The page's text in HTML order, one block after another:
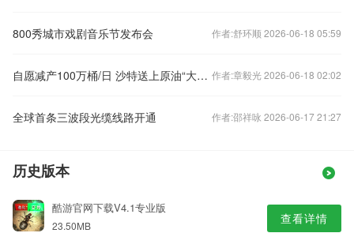
800秀城市戏剧音乐节发布会 作者:舒环顺 2026-06-18 05:59
自愿减产100万桶/日 沙特送上原油“大礼包” 作者:章毅光 2026-06-18 02:02
全球首条三波段光缆线路开通 作者:邵祥咏 2026-06-17 21:27
历史版本
酷游官网下载V4.1专业版
23.50MB 查看详情